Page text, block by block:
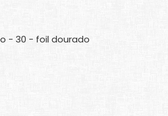
- 30 - foil dourado